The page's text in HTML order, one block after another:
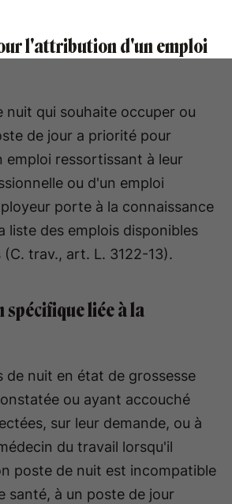
l'attribution d'un emploi
nuit qui souhaite occuper ou
de jour a priorité pour
ressortissant à leur
ou d'un emploi
porte à la connaissance
liste des emplois disponibles
trav., art. L. 3122-13).
spécifique liée à la
de nuit en état de grossesse
ou ayant accouché
sur leur demande, ou à
du travail lorsqu'il
poste de nuit est incompatible
santé, à un poste de jour